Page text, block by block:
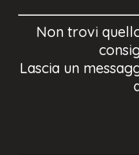
Non trovi
Lascia un